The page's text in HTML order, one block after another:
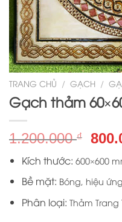
TRANG CHỦ / GẠCH /
Gạch thảm
1.200.000₫
Giá
là:
Kích thước: 600×600
Bề mặt: Bóng, hiệu
Phân loại: Thảm Trang